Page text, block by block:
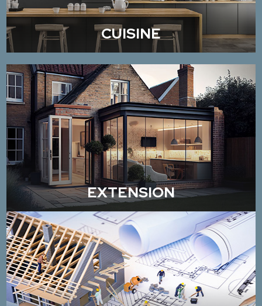
CUISINE
EXTENSION